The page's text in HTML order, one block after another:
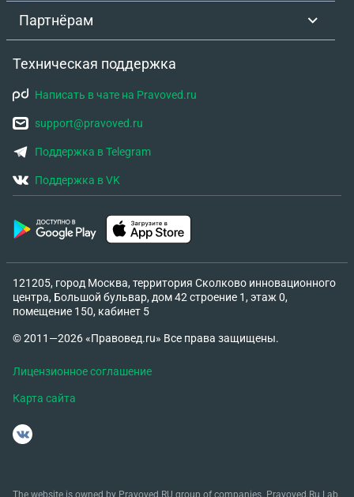
Партнёрам
Техническая поддержка
Написать в чате на Pravoved.ru
support@pravoved.ru
Поддержка в Telegram
Поддержка в VK
121205, город Москва, территория Сколково инновационного
центра, Большой бульвар, дом 42 строение 1, этаж 0,
помещение 150, кабинет 5
© 2011—2026 «Правовед.ru» Все права защищены.
Лицензионное соглашение
Карта сайта
The website is owned by Pravoved.RU group of companies. Pravoved.Ru Lab